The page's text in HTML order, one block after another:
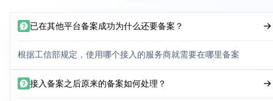
已在其他平台备案成功为什么还要备案？
根据工信部规定，使用哪个接入的服务商就需要在哪里备案
接入备案之后原来的备案如何处理？